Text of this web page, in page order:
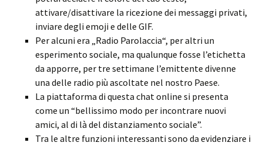
attivare/disattivare la ricezione dei messaggi privati,
inviare degli emoji e delle GIF.
Per alcuni era „Radio Parolaccia“, per altri un
esperimento sociale, ma qualunque fosse l’etichetta
da apporre, per tre settimane l’emittente divenne
una delle radio più ascoltate nel nostro Paese.
La piattaforma di questa chat online si presenta
come un “bellissimo modo per incontrare nuovi
amici, al di là del distanziamento sociale”.
Tra le altre funzioni interessanti sono da evidenziare i